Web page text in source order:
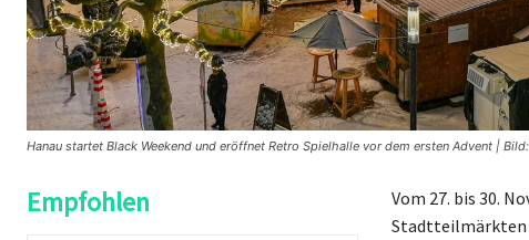
Hanau startet Black Weekend und eröffnet Retro Spielhalle vor dem ersten Advent |
Empfohlen
Vom 27. bis 30.
Stadtteilmärkten